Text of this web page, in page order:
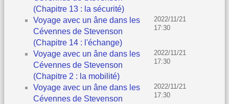
(Chapitre 13 : la sécurité)
Voyage avec un âne dans les
Cévennes de Stevenson
(Chapitre 14 : l'échange)
2022/11/21
17:30
Voyage avec un âne dans les
Cévennes de Stevenson
(Chapitre 2 : la mobilité)
2022/11/21
17:30
Voyage avec un âne dans les
Cévennes de Stevenson
2022/11/21
17:30